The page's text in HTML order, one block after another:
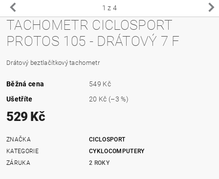
1 z 4
TACHOMETR CICLOSPORT
PROTOS 105 - DRÁTOVÝ 7 F
Drátový beztlačítkový tachometr
Běžná cena
549 Kč
Ušetříte
20 Kč (–3 %)
529 Kč
ZNAČKA
CICLOSPORT
KATEGORIE
CYKLOCOMPUTERY
ZÁRUKA
2 ROKY